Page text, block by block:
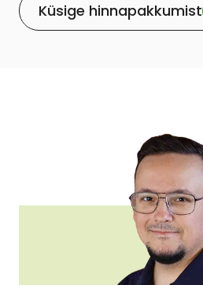
Küsige hinnapakkumist